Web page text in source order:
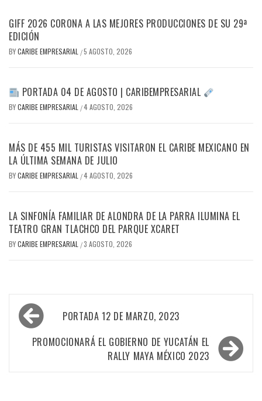
GIFF 2026 CORONA A LAS MEJORES PRODUCCIONES DE SU 29ª
EDICIÓN
BYCARIBE EMPRESARIAL /5 AGOSTO, 2026
PORTADA 04 DE AGOSTO | CARIBEMPRESARIAL
BYCARIBE EMPRESARIAL /4 AGOSTO, 2026
MÁS DE 455 MIL TURISTAS VISITARON EL CARIBE MEXICANO EN
LA ÚLTIMA SEMANA DE JULIO
BYCARIBE EMPRESARIAL /4 AGOSTO, 2026
LA SINFONÍA FAMILIAR DE ALONDRA DE LA PARRA ILUMINA EL
TEATRO GRAN TLACHCO DEL PARQUE XCARET
BYCARIBE EMPRESARIAL /3 AGOSTO, 2026
Navegación
de
entradas
PORTADA 12 DE MARZO, 2023
PROMOCIONARÁ EL GOBIERNO DE YUCATÁN EL
RALLY MAYA MÉXICO 2023